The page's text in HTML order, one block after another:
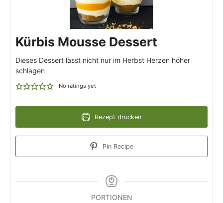
Kürbis Mousse Dessert
Dieses Dessert lässt nicht nur im Herbst Herzen höher
schlagen
No ratings yet
Rezept drucken
Pin Recipe
PORTIONEN